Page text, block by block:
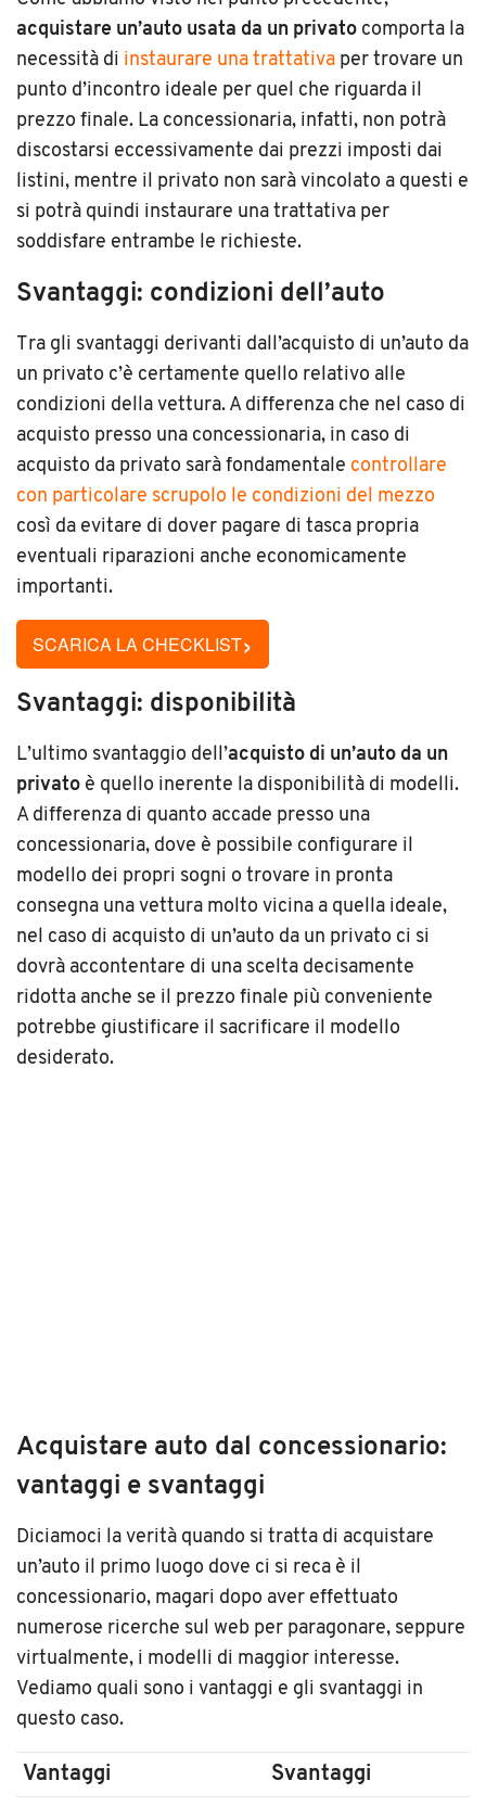
acquistare un’auto usata da un privato comporta la
necessità di instaurare una trattativa per trovare un
punto d’incontro ideale per quel che riguarda il
prezzo finale. La concessionaria, infatti, non potrà
discostarsi eccessivamente dai prezzi imposti dai
listini, mentre il privato non sarà vincolato a questi e
si potrà quindi instaurare una trattativa per
soddisfare entrambe le richieste.
Svantaggi: condizioni dell’auto
Tra gli svantaggi derivanti dall’acquisto di un’auto da
un privato c’è certamente quello relativo alle
condizioni della vettura. A differenza che nel caso di
acquisto presso una concessionaria, in caso di
acquisto da privato sarà fondamentale controllare
con particolare scrupolo le condizioni del mezzo
così da evitare di dover pagare di tasca propria
eventuali riparazioni anche economicamente
importanti.
SCARICA LA CHECKLIST›
Svantaggi: disponibilità
L’ultimo svantaggio dell’acquisto di un’auto da un
privato è quello inerente la disponibilità di modelli.
A differenza di quanto accade presso una
concessionaria, dove è possibile configurare il
modello dei propri sogni o trovare in pronta
consegna una vettura molto vicina a quella ideale,
nel caso di acquisto di un’auto da un privato ci si
dovrà accontentare di una scelta decisamente
ridotta anche se il prezzo finale più conveniente
potrebbe giustificare il sacrificare il modello
desiderato.
Acquistare auto dal concessionario:
vantaggi e svantaggi
Diciamoci la verità quando si tratta di acquistare
un’auto il primo luogo dove ci si reca è il
concessionario, magari dopo aver effettuato
numerose ricerche sul web per paragonare, seppure
virtualmente, i modelli di maggior interesse.
Vediamo quali sono i vantaggi e gli svantaggi in
questo caso.
Vantaggi Svantaggi